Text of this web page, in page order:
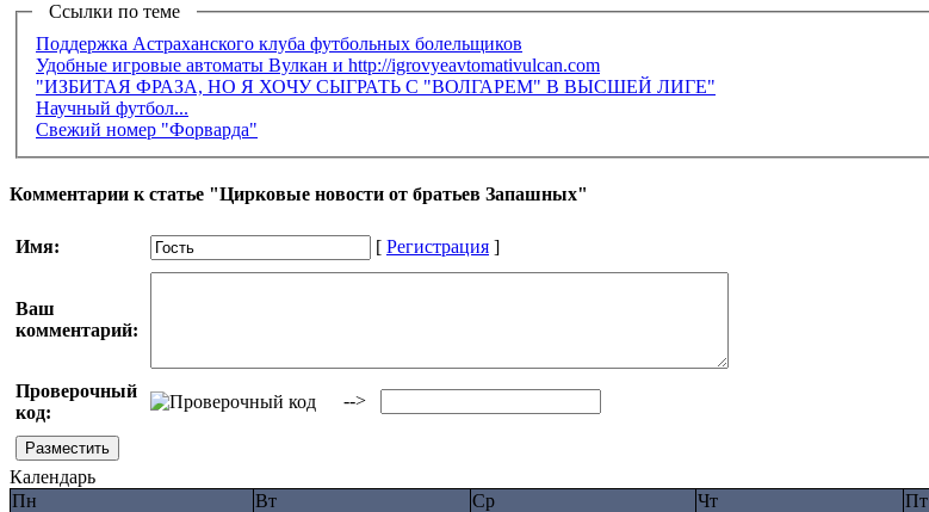
Ссылки по теме
Поддержка Астраханского клуба футбольных болельщиков
Удобные игровые автоматы Вулкан и http://igrovyeavtomativulcan.com
"ИЗБИТАЯ ФРАЗА, НО Я ХОЧУ СЫГРАТЬ С "ВОЛГАРЕМ" В ВЫСШЕЙ ЛИГЕ"
Научный футбол...
Свежий номер "Форварда"
Комментарии к статье "Цирковые новости от братьев Запашных"
Имя: [ Регистрация ]
Ваш
комментарий:
Проверочный
код:
-->
Календарь
Пн
Вт Ср Чт Пт